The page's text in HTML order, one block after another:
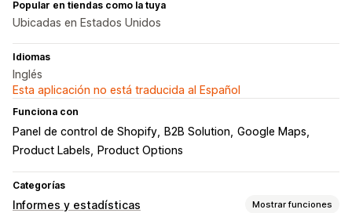
Popular en tiendas como la tuya
Ubicadas en Estados Unidos
Idiomas
Inglés
Esta aplicación no está traducida al Español
Funciona con
Panel de control de Shopify B2B Solution Google Maps
Product Labels
Product Options
Categorías
Informes y estadísticas Mostrar funciones